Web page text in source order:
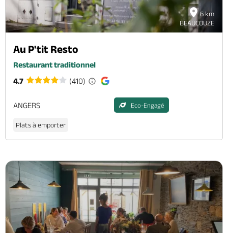
6 km
BEAUCOUZE
Au P'tit Resto
Restaurant traditionnel
4.7
(410)
ANGERS Eco-Engagé
Plats à emporter